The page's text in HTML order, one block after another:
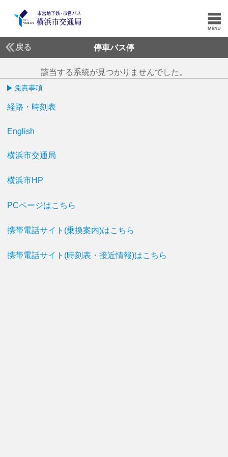
戻る 停車バス停
該当する系統が見つかりませんでした。
免責事項
経路・時刻表
English
横浜市交通局
横浜市HP
PCページはこちら
携帯電話サイト(乗換案内)はこちら
携帯電話サイト(時刻表・接近情報)はこちら